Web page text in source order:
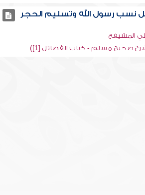
نسب رسول الله وتسليم الحجر
المشيقح
صحيح مسلم - كتاب الفضائل [1])